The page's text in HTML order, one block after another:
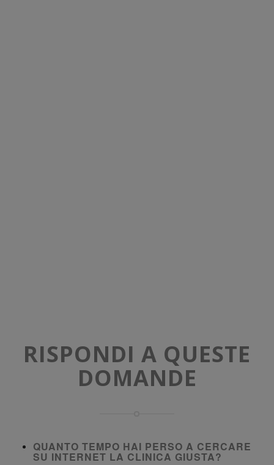
RISPONDI A QUESTE
DOMANDE
QUANTO TEMPO HAI PERSO A CERCARE
SU INTERNET LA CLINICA GIUSTA?